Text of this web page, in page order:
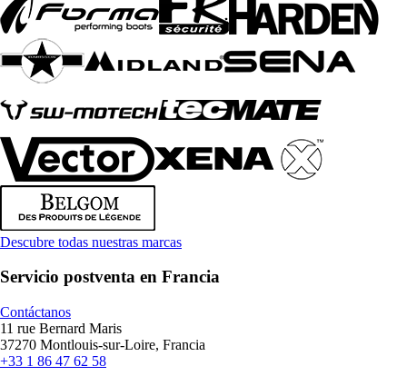
Descubre todas nuestras marcas
Servicio postventa en Francia
Contáctanos
11 rue Bernard Maris
37270 Montlouis-sur-Loire, Francia
+33 1 86 47 62 58